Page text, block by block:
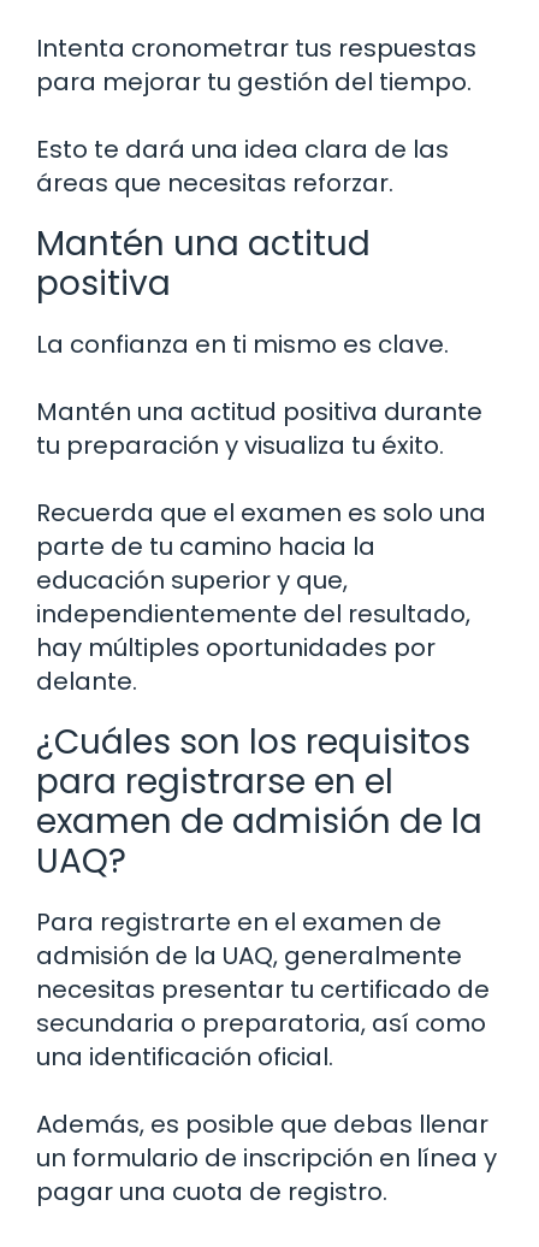
Intenta cronometrar tus respuestas
para mejorar tu gestión del tiempo.
Esto te dará una idea clara de las
áreas que necesitas reforzar.
Mantén una actitud
positiva
La confianza en ti mismo es clave.
Mantén una actitud positiva durante
tu preparación y visualiza tu éxito.
Recuerda que el examen es solo una
parte de tu camino hacia la
educación superior y que,
independientemente del resultado,
hay múltiples oportunidades por
delante.
¿Cuáles son los requisitos
para registrarse en el
examen de admisión de la
UAQ?
Para registrarte en el examen de
admisión de la UAQ, generalmente
necesitas presentar tu certificado de
secundaria o preparatoria, así como
una identificación oficial.
Además, es posible que debas llenar
un formulario de inscripción en línea y
pagar una cuota de registro.